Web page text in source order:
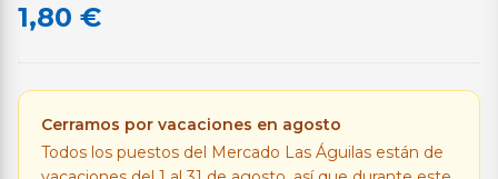
1,80 €
Cerramos por vacaciones en agosto
Todos los puestos del Mercado Las Águilas están de